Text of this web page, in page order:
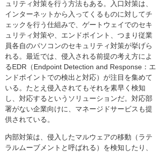
ュリティ対策を行う方法もある。入口対策は、
インターネットから入ってくるものに対してチ
ェックを行う仕組みで、ゲートウェイでのセキ
ュリティ対策や、エンドポイント、つまり従業
員各自のパソコンのセキュリティ対策が挙げら
れる。最近では、侵入される前提の考え方によ
るEDR（Endpoint Detection and Response：エ
ンドポイントでの検出と対応）が注目を集めて
いる。たとえ侵入されてもそれを素早く検知
し、対応するというソリューションだ。対応部
署がない企業向けに、マネージドサービスも提
供されている。
内部対策は、侵入したマルウェアの移動（ラテ
ラルムーブメントと呼ばれる）を検知したり、